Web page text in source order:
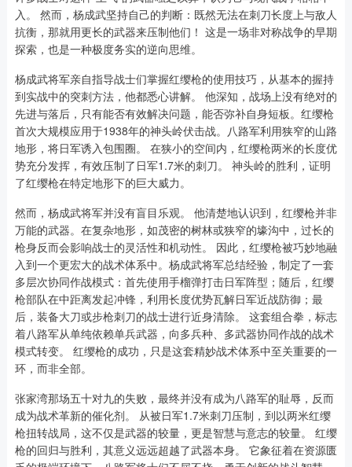
入。 然而，杨成武坚持自己的判断：既然无法在刺刀长度上与敌人
抗衡，那就用更长的武器来压制他们！ 这是一场非对称战争的早期
探索，也是一种极度务实的逆向思维。
杨成武将军亲自指导战士们掌握红缨枪的使用技巧，从基本的握持
到实战中的突刺方法，他都悉心讲解。 他深知，战场上没有绝对的
先进与落后，只有能否有效解决问题，能否弥补自身短板。红缨枪
首次大规模应用于1938年的神头岭伏击战。八路军利用狭窄的山路
地形，将日军诱入包围圈。 在狭小的空间内，红缨枪两米的长度优
势充分发挥，有效压制了日军1.7米的刺刀。 神头岭的胜利，证明
了红缨枪在特定地形下的巨大威力。
然而，杨成武将军并没有盲目乐观。 他清楚地认识到，红缨枪并非
万能的武器。在复杂地形，如茂密的树林或狭窄的壕沟中，过长的
枪身反而会影响战士的灵活性和机动性。 因此，红缨枪被巧妙地融
入到一个更宏大的战术体系中。杨成武将军总结经验，制定了一套
多层次协同作战模式：首先使用手榴弹打击日军阵型；随后，红缨
枪部队在中距离发起冲锋，利用长度优势瓦解日军近战防御；最
后，装备大刀或步枪刺刀的战士进行近身清除。 这套组合拳，标志
着八路军从单纯依赖单兵武器，向多兵种、多武器协同作战的战术
模式转变。 红缨枪的成功，只是这套精妙战术体系中至关重要的一
环，而非全部。
张家湾那场五十对九的失败，最终并没有成为八路军的耻辱，反而
成为战术革新的催化剂。 从被日军1.7米刺刀压制，到以两米红缨
枪扭转战局，这不仅是武器的较量，更是智慧与意志的较量。 红缨
枪的回归与胜利，其意义远远超越了武器本身。 它象征着在资源匮